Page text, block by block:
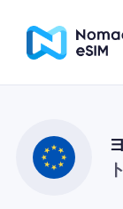
ログイン
ア